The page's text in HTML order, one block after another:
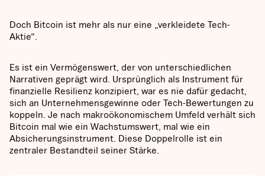
Doch Bitcoin ist mehr als nur eine „verkleidete Tech-
Aktie“.
Es ist ein Vermögenswert, der von unterschiedlichen
Narrativen geprägt wird. Ursprünglich als Instrument für
finanzielle Resilienz konzipiert, war es nie dafür gedacht,
sich an Unternehmensgewinne oder Tech-Bewertungen zu
koppeln. Je nach makroökonomischem Umfeld verhält sich
Bitcoin mal wie ein Wachstumswert, mal wie ein
Absicherungsinstrument. Diese Doppelrolle ist ein
zentraler Bestandteil seiner Stärke.